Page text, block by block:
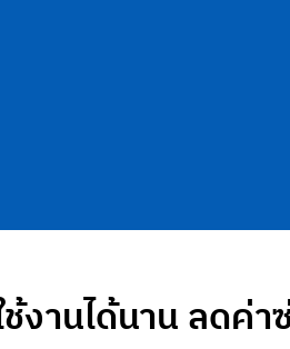
งานได้นาน ลดค่